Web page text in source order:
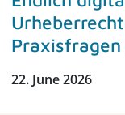
22. June 2026